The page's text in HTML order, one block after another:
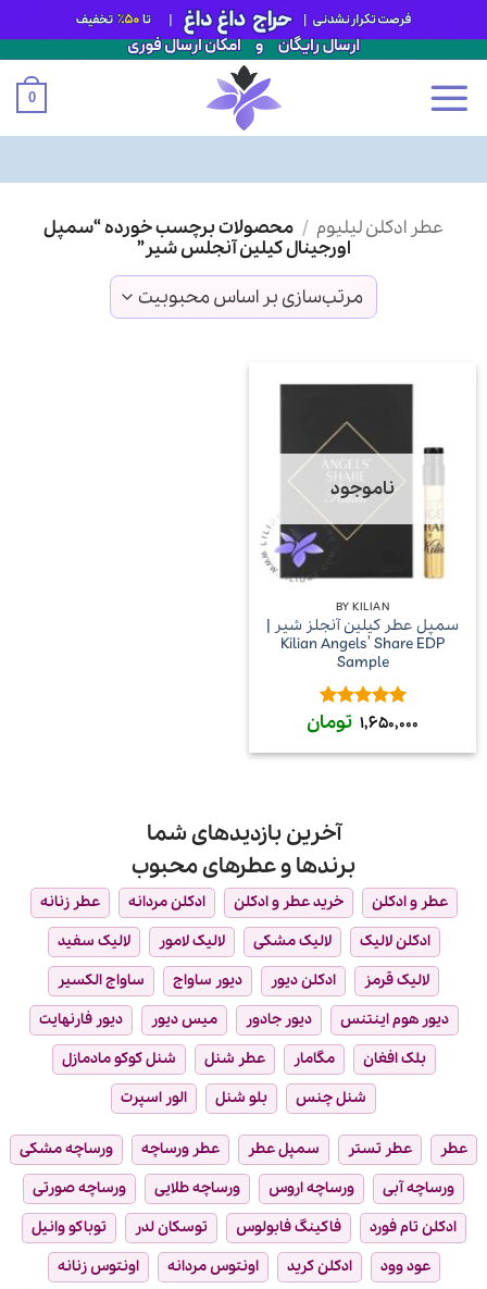
0
عطر ادکلن لیلیوم / محصولات برچسب خورده “سمپل
اورجینال کیلین آنجلس شیر”
ناموجود
BY KILIAN
سمپل عطر کیلین آنجلز شیر |
Kilian Angels’ Share EDP
Sample
امتیاز 5از 1,650,000 تومان
آخرین بازدیدهای شما
برندها و عطرهای محبوب
عطر و ادکلن خرید عطر و ادکلن ادکلن مردانه
عطر زنانه
ادکلن لالیک
لالیک مشکی لالیک لامور
لالیک سفید
لالیک قرمز
ادکلن دیور دیور ساواج
ساواج الکسیر
دیور هوم اینتنس
دیور جادور میس دیور
دیور فارنهایت
بلک افغان
مگامار عطر شنل
شنل کوکو مادمازل
شنل چنس
بلو شنل الور اسپرت
عطر عطر تستر سمپل عطر عطر ورساچه
ورساچه مشکی
ورساچه آبی
ورساچه اروس ورساچه طلایی
ورساچه صورتی
ادکلن تام فورد
فاکینگ فابولوس توسکان لدر
توباکو وانیل
عود وود
ادکلن کرید اونتوس مردانه
اونتوس زنانه